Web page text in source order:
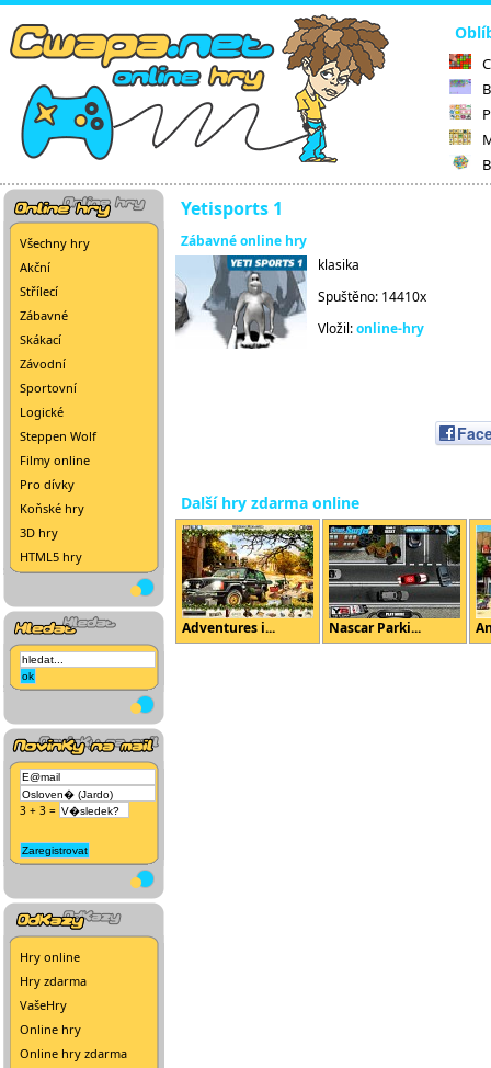
Všechny hry
Akční
Střílecí
Zábavné
Skákací
Závodní
Sportovní
Logické
Steppen Wolf
Filmy online
Pro dívky
Koňské hry
3D hry
HTML5 hry
3 + 3 =
Hry online
Hry zdarma
VašeHry
Online hry
Online hry zdarma
Yetisports 1
Zábavné online hry
klasika
Spuštěno: 14410x
Vložil:online-hry
Další hry zdarma online
Adventures i... Nascar Parki...